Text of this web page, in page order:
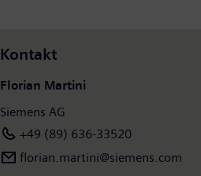
Kontakt
Florian Martini
Siemens AG
+49 (89) 636-33520
florian.martini@siemens.com